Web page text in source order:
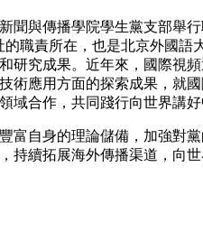
热播榜 总台企业白名单
與傳播學院學生黨支部舉
職責所在，也是北京外國
研究成果。近年來，國際視
術應用方面的探索成果，
合作，共同踐行向世界講
自身的理論儲備，加強對
續拓展海外傳播渠道，向